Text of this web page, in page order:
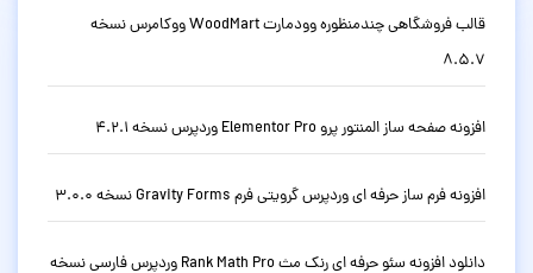
قالب فروشگاهی چندمنظوره وودمارت WoodMart ووکامرس نسخه
8.5.7
افزونه صفحه ساز المنتور پرو Elementor Pro وردپرس نسخه 4.2.1
افزونه فرم ساز حرفه ای وردپرس گرویتی فرم Gravity Forms نسخه 3.0.0
دانلود افزونه سئو حرفه ای رنک مث Rank Math Pro وردپرس فارسی نسخه